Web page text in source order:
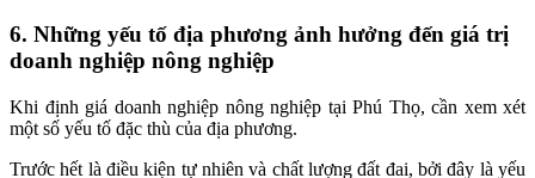
6. Những yếu tố địa phương ảnh hưởng đến giá trị
doanh nghiệp nông nghiệp
Khi định giá doanh nghiệp nông nghiệp tại Phú Thọ, cần xem xét
một số yếu tố đặc thù của địa phương.
Trước hết là điều kiện tự nhiên và chất lượng đất đai, bởi đây là yếu